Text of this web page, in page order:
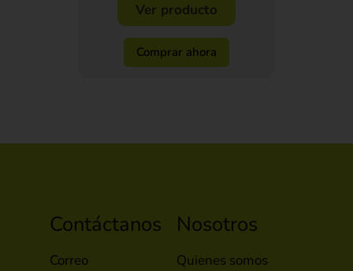
Ver producto
Comprar ahora
Contáctanos
Correo
Nosotros
Quienes somos